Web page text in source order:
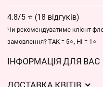
4.8/5 ⭐ (18 відгуків)
Чи рекомендуватиме клієнт
замовлення? ТАК = 5⭐, НІ = 1⭐
ІНФОРМАЦІЯ ДЛЯ ВАС
ДОСТАВКА КВІТІВ